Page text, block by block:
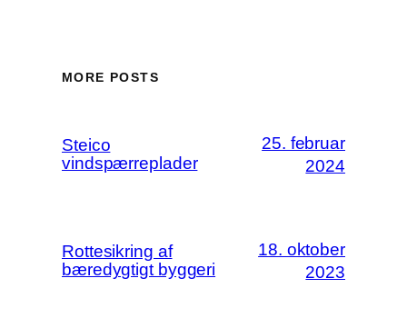
MORE POSTS
Steico
vindspærreplader
25. februar
2024
Rottesikring af
bæredygtigt byggeri
18. oktober
2023